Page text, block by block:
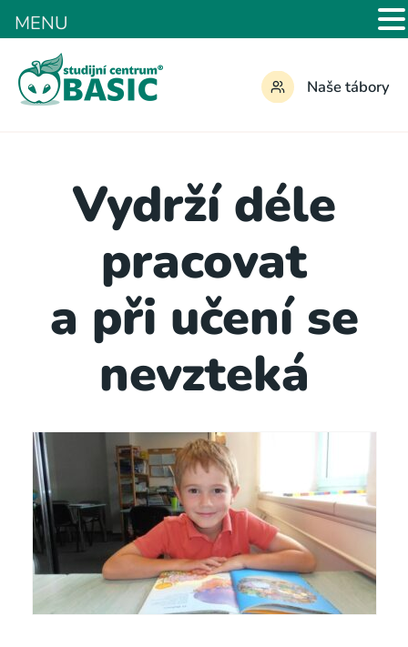
Naše tábory
Vydrží déle
pracovat
a při učení se
nevzteká
MENU